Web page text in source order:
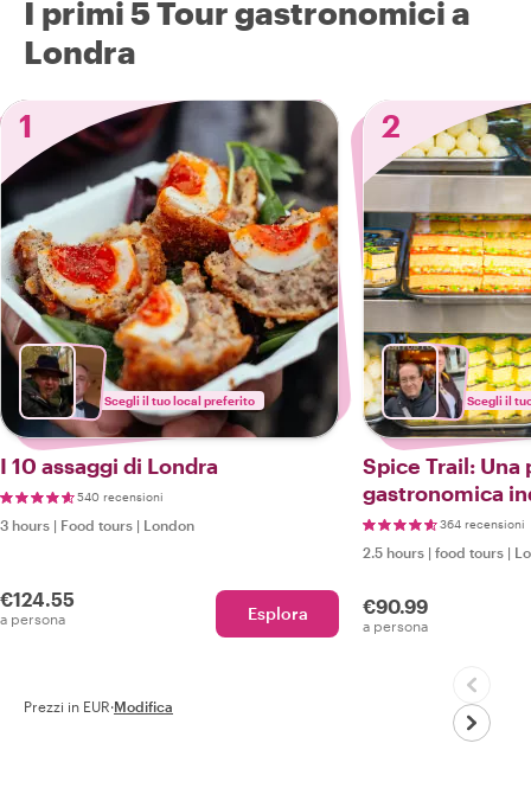
I primi 5 Tour gastronomici a
Londra
1
Scegli il tuo local preferito
I 10 assaggi di Londra
540 recensioni
3 hours | Food tours | London
€124.55
a persona Esplora
2
Scegli il
Spice Trail: Una
gastronomica
l'East London
364 recensioni
2.5 hours | food tours |
€90.99
a persona
Prezzi in EUR·Modifica